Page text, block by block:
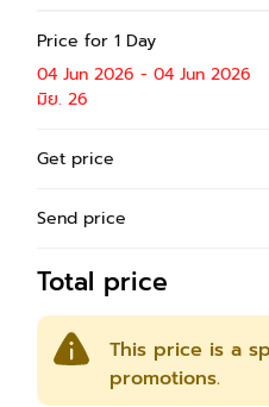
Price for 1 Day
04 Jun 2026 - 04 Jun 2026
มิย. 26
Get price
Send price
Total price
This price is a
promotions.